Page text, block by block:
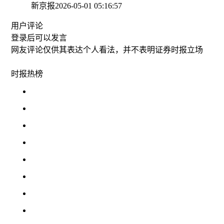
新京报2026-05-01 05:16:57
用户评论
登录后可以发言
网友评论仅供其表达个人看法，并不表明证券时报立场
时报热榜